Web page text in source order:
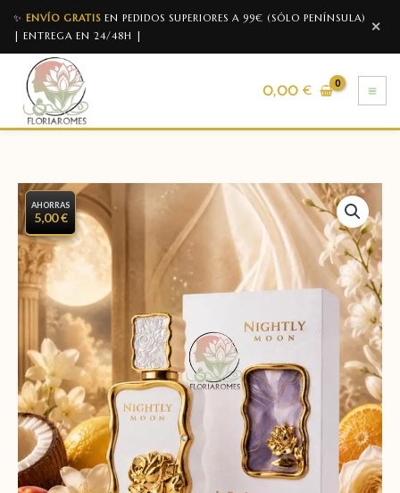
✨ ENVÍO GRATIS EN PEDIDOS SUPERIORES A 99€ (SÓLO PENÍNSULA)
| ENTREGA EN 24/48H |
✕
0,00€
AHORRAS
5,00 €